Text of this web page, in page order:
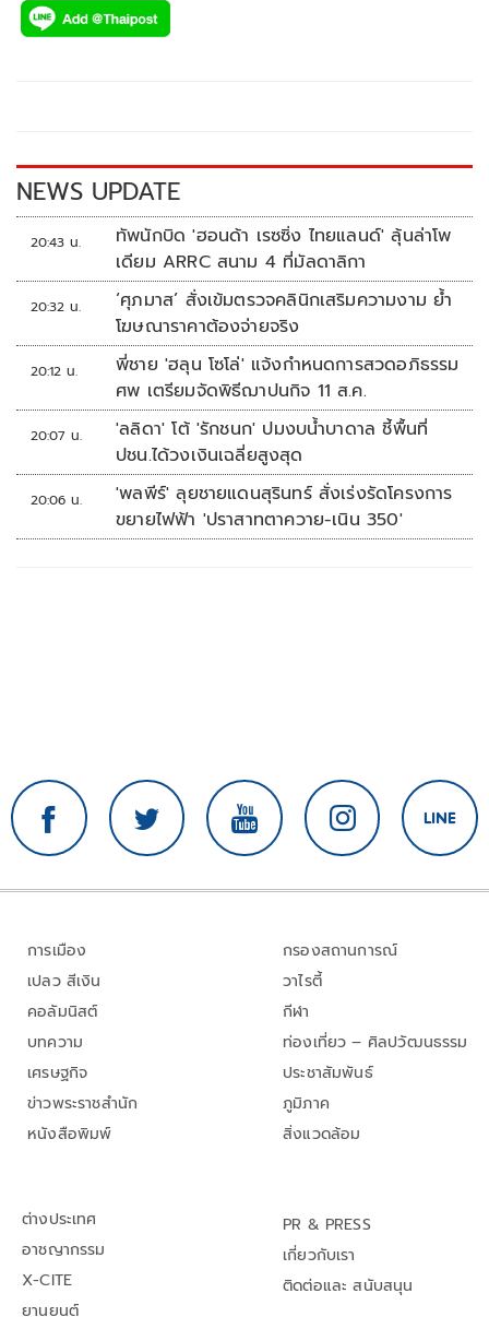
e
k
tt p
k
NEWS UPDATE
20:43 น.
ทัพนักบิด 'ฮอนด้า เรซซิ่ง ไทยแลนด์' ลุ้นล่าโพ
เดียม ARRC สนาม 4 ที่มัลดาลิกา
20:32 น.
‘ศุภมาส’ สั่งเข้มตรวจคลินิกเสริมความงาม ย้ำ
โฆษณาราคาต้องจ่ายจริง
20:12 น.
พี่ชาย 'ฮลุน โซโล่' แจ้งกำหนดการสวดอภิธรรม
ศพ เตรียมจัดพิธีฌาปนกิจ 11 ส.ค.
20:07 น.
'ลลิดา' โต้ 'รักชนก' ปมงบน้ำบาดาล ชี้พื้นที่
ปชน.ได้วงเงินเฉลี่ยสูงสุด
20:06 น.
'พลพีร์' ลุยชายแดนสุรินทร์ สั่งเร่งรัดโครงการ
ขยายไฟฟ้า 'ปราสาทตาควาย-เนิน 350'
การเมือง
เปลว สีเงิน
คอลัมนิสต์
บทความ
เศรษฐกิจ
ข่าวพระราชสำนัก
หนังสือพิมพ์
กรองสถานการณ์
วาไรตี้
กีฬา
ท่องเที่ยว – ศิลปวัฒนธรรม
ประชาสัมพันธ์
ภูมิภาค
สิ่งแวดล้อม
ต่างประเทศ
อาชญากรรม
X-CITE
ยานยนต์
PR & PRESS
เกี่ยวกับเรา
ติดต่อและ สนับสนุน